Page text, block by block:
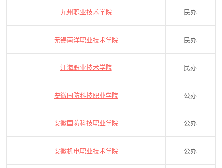
九州职业技术学院 民办
无锡南洋职业技术学院 民办
江海职业技术学院 民办
安徽国防科技职业学院 公办
安徽国防科技职业学院 公办
安徽机电职业技术学院 公办